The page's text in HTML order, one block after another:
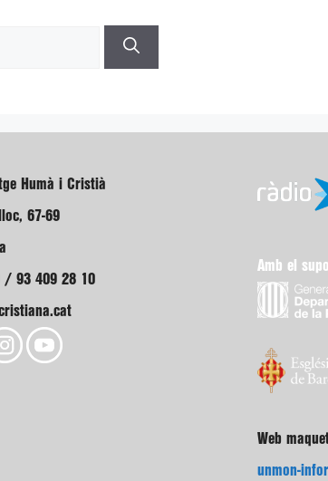
Humà i Cristià
67-69
/ 93 409 28 10
Amb el
Web
unmon-